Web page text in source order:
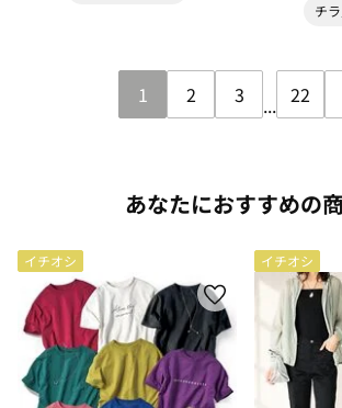
チ
1 2 3 ... 22
あなたにおすすめの
イチオシ イチオシ